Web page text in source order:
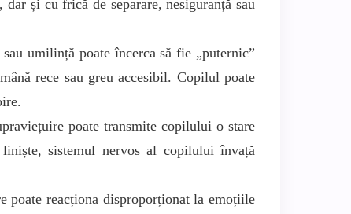
și cu frică de separare, nesiguranță sau
umilință poate încerca să fie „puternic”
rece sau greu accesibil. Copilul poate
poate transmite copilului o stare
sistemul nervos al copilului învață
poate reacționa disproporționat la emoțiile